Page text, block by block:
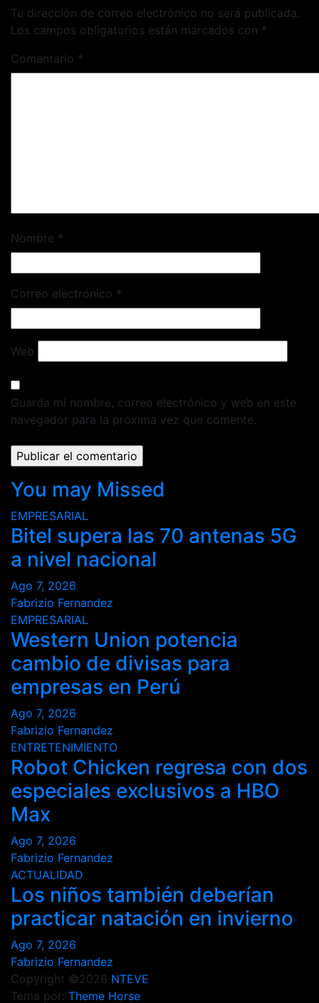
Tu dirección de correo electrónico no será publicada.
Los campos obligatorios están marcados con *
Comentario *
Nombre *
Correo electrónico *
Web
Guarda mi nombre, correo electrónico y web en este
navegador para la próxima vez que comente.
You may Missed
EMPRESARIAL
Bitel supera las 70 antenas 5G
a nivel nacional
Ago 7, 2026
Fabrizio Fernandez
EMPRESARIAL
Western Union potencia
cambio de divisas para
empresas en Perú
Ago 7, 2026
Fabrizio Fernandez
ENTRETENIMIENTO
Robot Chicken regresa con dos
especiales exclusivos a HBO
Max
Ago 7, 2026
Fabrizio Fernandez
ACTUALIDAD
Los niños también deberían
practicar natación en invierno
Ago 7, 2026
Fabrizio Fernandez
Copyright ©2026 NTEVE
Tema por: Theme Horse